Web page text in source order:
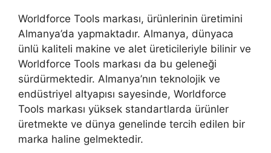
Worldforce Tools markası, ürünlerinin üretimini
Almanya’da yapmaktadır. Almanya, dünyaca
ünlü kaliteli makine ve alet üreticileriyle bilinir ve
Worldforce Tools markası da bu geleneği
sürdürmektedir. Almanya’nın teknolojik ve
endüstriyel altyapısı sayesinde, Worldforce
Tools markası yüksek standartlarda ürünler
üretmekte ve dünya genelinde tercih edilen bir
marka haline gelmektedir.